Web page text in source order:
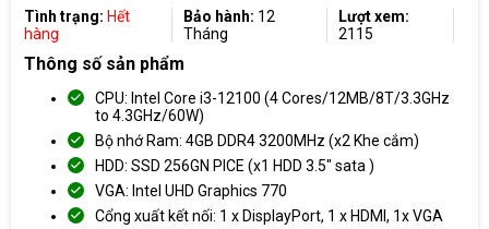
Tình trạng: Hết
hàng
Bảo hành: 12
Tháng
Lượt xem:
2115
Thông số sản phẩm
CPU: Intel Core i3-12100 (4 Cores/12MB/8T/3.3GHz
to 4.3GHz/60W)
Bộ nhớ Ram: 4GB DDR4 3200MHz (x2 Khe cắm)
HDD: SSD 256GN PICE (x1 HDD 3.5" sata )
VGA: Intel UHD Graphics 770
Cổng xuất kết nối: 1 x DisplayPort, 1 x HDMI, 1x VGA